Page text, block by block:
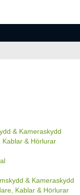
& Kameraskydd
Kablar & Hörlurar
& Kameraskydd
Kablar & Hörlurar